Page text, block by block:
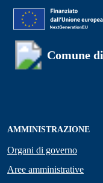
Comune
AMMINISTRAZIONE
Organi di governo
Aree amministrative